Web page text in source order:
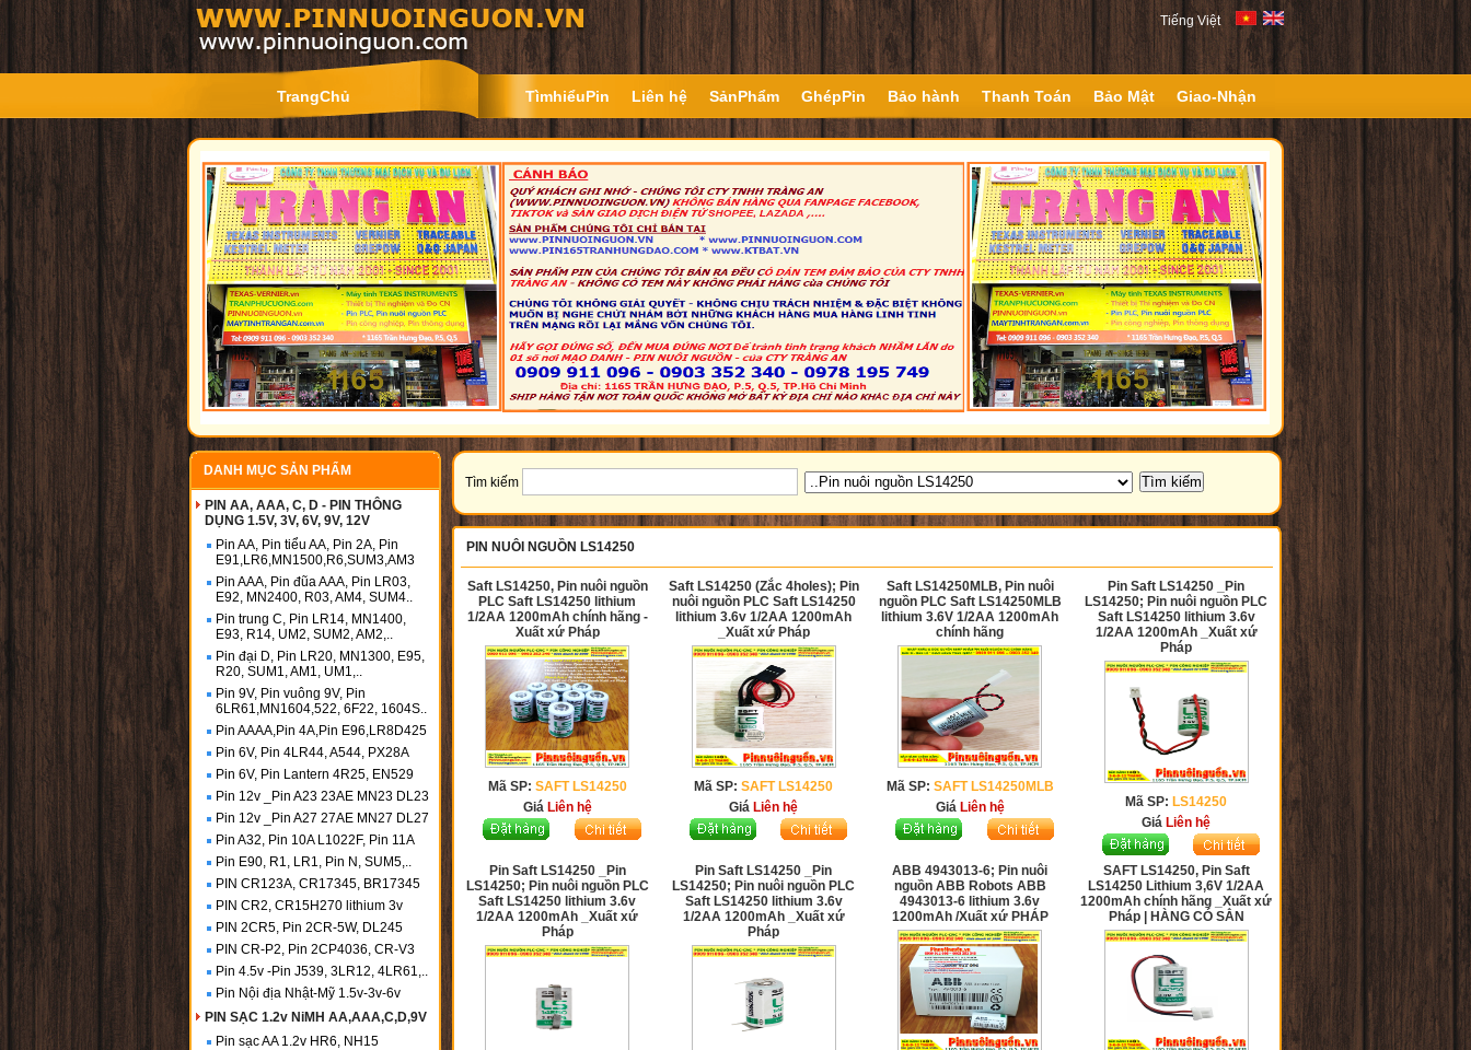
Tiếng Việt
TrangChủ TìmhiểuPin Liên hệ SảnPhẩm GhépPin Bảo hành Thanh Toán Bảo Mật Giao-Nhận
DANH MỤC SẢN PHẨM
PIN AA, AAA, C, D - PIN THÔNG
DỤNG 1.5V, 3V, 6V, 9V, 12V
Pin AA, Pin tiểu AA, Pin 2A, Pin
E91,LR6,MN1500,R6,SUM3,AM3
Pin AAA, Pin đũa AAA, Pin LR03,
E92, MN2400, R03, AM4, SUM4..
Pin trung C, Pin LR14, MN1400,
E93, R14, UM2, SUM2, AM2,..
Pin đại D, Pin LR20, MN1300, E95,
R20, SUM1, AM1, UM1,..
Pin 9V, Pin vuông 9V, Pin
6LR61,MN1604,522, 6F22, 1604S..
Pin AAAA,Pin 4A,Pin E96,LR8D425
Pin 6V, Pin 4LR44, A544, PX28A
Pin 6V, Pin Lantern 4R25, EN529
Pin 12v _Pin A23 23AE MN23 DL23
Pin 12v _Pin A27 27AE MN27 DL27
Pin A32, Pin 10A L1022F, Pin 11A
Pin E90, R1, LR1, Pin N, SUM5,..
PIN CR123A, CR17345, BR17345
PIN CR2, CR15H270 lithium 3v
PIN 2CR5, Pin 2CR-5W, DL245
PIN CR-P2, Pin 2CP4036, CR-V3
Pin 4.5v -Pin J539, 3LR12, 4LR61,..
Pin Nội địa Nhật-Mỹ 1.5v-3v-6v
PIN SẠC 1.2v NiMH AA,AAA,C,D,9V
Pin sạc AA 1.2v HR6, NH15
Tìm kiếm
PIN NUÔI NGUỒN LS14250
Saft LS14250, Pin nuôi nguồn
PLC Saft LS14250 lithium
1/2AA 1200mAh chính hãng -
Xuất xứ Pháp
Mã SP: SAFT LS14250
Giá Liên hệ
Saft LS14250 (Zắc 4holes); Pin
nuôi nguồn PLC Saft LS14250
lithium 3.6v 1/2AA 1200mAh
_Xuất xứ Pháp
Mã SP:SAFT LS14250
Giá Liên hệ
Saft LS14250MLB, Pin nuôi
nguồn PLC Saft LS14250MLB
lithium 3.6V 1/2AA 1200mAh
chính hãng
Mã SP: SAFT LS14250MLB
Giá Liên hệ
Pin Saft LS14250 _Pin
LS14250; Pin nuôi nguồn PLC
Saft LS14250 lithium 3.6v
1/2AA 1200mAh _Xuất xứ
Pháp
Mã SP: LS14250
Giá Liên hệ
Pin Saft LS14250 _Pin
LS14250; Pin nuôi nguồn PLC
Saft LS14250 lithium 3.6v
1/2AA 1200mAh _Xuất xứ
Pháp
Pin Saft LS14250 _Pin
LS14250; Pin nuôi nguồn PLC
Saft LS14250 lithium 3.6v
1/2AA 1200mAh _Xuất xứ
Pháp
ABB 4943013-6; Pin nuôi
nguồn ABB Robots ABB
4943013-6 lithium 3.6v
1200mAh /Xuất xứ PHÁP
SAFT LS14250, Pin Saft
LS14250 Lithium 3,6V 1/2AA
1200mAh chính hãng _Xuất xứ
Pháp | HÀNG CÓ SẲN